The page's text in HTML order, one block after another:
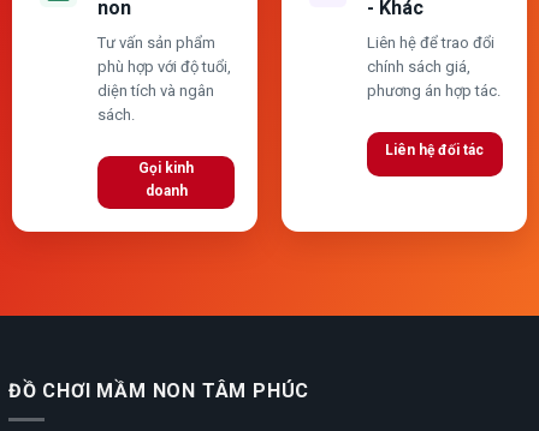
non
Tư vấn sản phẩm
phù hợp với độ tuổi,
diện tích và ngân
sách.
Gọi kinh
doanh
- Khác
Liên hệ để trao đổi
chính sách giá,
phương án hợp tác.
Liên hệ đối tác
ĐỒ CHƠI MẦM NON TÂM PHÚC